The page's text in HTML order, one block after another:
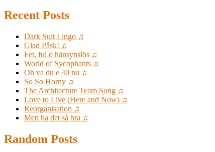
Recent Posts
Dark Suit Lingo ♫
Glad Påsk! ♫
Fet, ful o hänsynslös ♫
World of Sycophants ♫
Oh va du e 40 nu ♫
So So Horny ♫
The Architecture Team Song ♫
Love to Live (Here and Now) ♫
Reorganisation ♫
Men ha det så bra ♫
Random Posts